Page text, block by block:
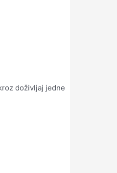
doživljaj jedne